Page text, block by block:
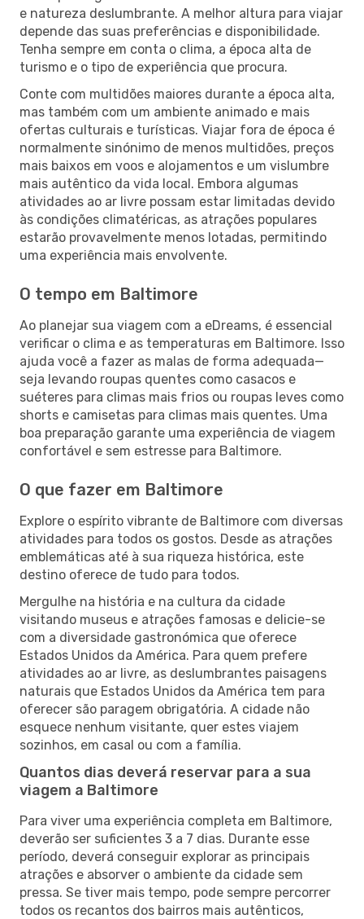
e natureza deslumbrante. A melhor altura para viajar
depende das suas preferências e disponibilidade.
Tenha sempre em conta o clima, a época alta de
turismo e o tipo de experiência que procura.
Conte com multidões maiores durante a época alta,
mas também com um ambiente animado e mais
ofertas culturais e turísticas. Viajar fora de época é
normalmente sinónimo de menos multidões, preços
mais baixos em voos e alojamentos e um vislumbre
mais autêntico da vida local. Embora algumas
atividades ao ar livre possam estar limitadas devido
às condições climatéricas, as atrações populares
estarão provavelmente menos lotadas, permitindo
uma experiência mais envolvente.
O tempo em Baltimore
Ao planejar sua viagem com a eDreams, é essencial
verificar o clima e as temperaturas em Baltimore. Isso
ajuda você a fazer as malas de forma adequada—
seja levando roupas quentes como casacos e
suéteres para climas mais frios ou roupas leves como
shorts e camisetas para climas mais quentes. Uma
boa preparação garante uma experiência de viagem
confortável e sem estresse para Baltimore.
O que fazer em Baltimore
Explore o espírito vibrante de Baltimore com diversas
atividades para todos os gostos. Desde as atrações
emblemáticas até à sua riqueza histórica, este
destino oferece de tudo para todos.
Mergulhe na história e na cultura da cidade
visitando museus e atrações famosas e delicie-se
com a diversidade gastronómica que oferece
Estados Unidos da América. Para quem prefere
atividades ao ar livre, as deslumbrantes paisagens
naturais que Estados Unidos da América tem para
oferecer são paragem obrigatória. A cidade não
esquece nenhum visitante, quer estes viajem
sozinhos, em casal ou com a família.
Quantos dias deverá reservar para a sua
viagem a Baltimore
Para viver uma experiência completa em Baltimore,
deverão ser suficientes 3 a 7 dias. Durante esse
período, deverá conseguir explorar as principais
atrações e absorver o ambiente da cidade sem
pressa. Se tiver mais tempo, pode sempre percorrer
todos os recantos dos bairros mais autênticos,